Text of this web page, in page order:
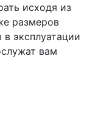
исходя из
размеров
эксплуатации
вам